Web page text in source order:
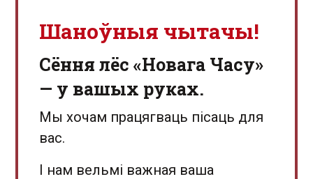
Шаноўныя чытачы!
Сёння лёс «Новага Часу»
— у вашых руках.
Мы хочам працягваць пісаць для
вас.
І нам вельмі важная ваша